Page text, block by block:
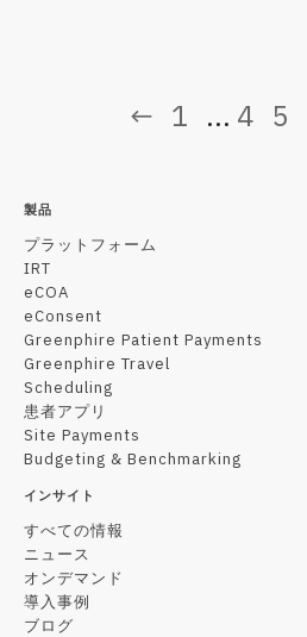
← 1 ... 4 5
製品
プラットフォーム
IRT
eCOA
eConsent
Greenphire Patient Payments
Greenphire Travel
Scheduling
患者アプリ
Site Payments
Budgeting & Benchmarking
インサイト
すべての情報
ニュース
オンデマンド
導入事例
ブログ